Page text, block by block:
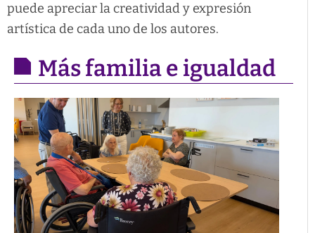
puede apreciar la creatividad y expresión
artística de cada uno de los autores.
Más familia e igualdad